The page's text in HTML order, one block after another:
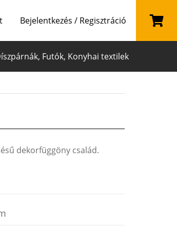
Bejelentkezés / Regisztráció
Futók, Konyhai textilek
dekorfüggöny család.